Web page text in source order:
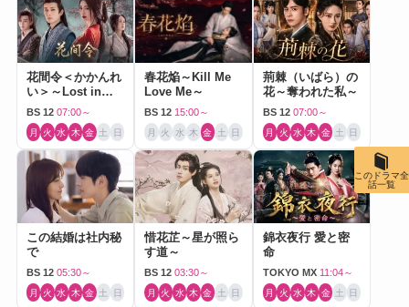
花間令＜かかんれ
い＞～Lost in
Love～
BS 12 07:00～
月 火 水 木 金 土 日
春花焔～Kill Me
Love Me～
BS 12 15:00～
月 火 水 木 金 土 日
荊棘（いばら）の
花～奪われた私～
BS 12 07:00～
月 火 水 木 金 土 日
この結婚は社内秘
で
BS 12 05:30～
月 火 水 木 金 土 日
惜花芷～星が照ら
す道～
BS 12 03:30～
月 火 水 木 金 土 日
錦衣夜行 愛と密
命
TOKYO MX 11:04～
月 火 水 木 金 土 日
このドラマ全
話一覧